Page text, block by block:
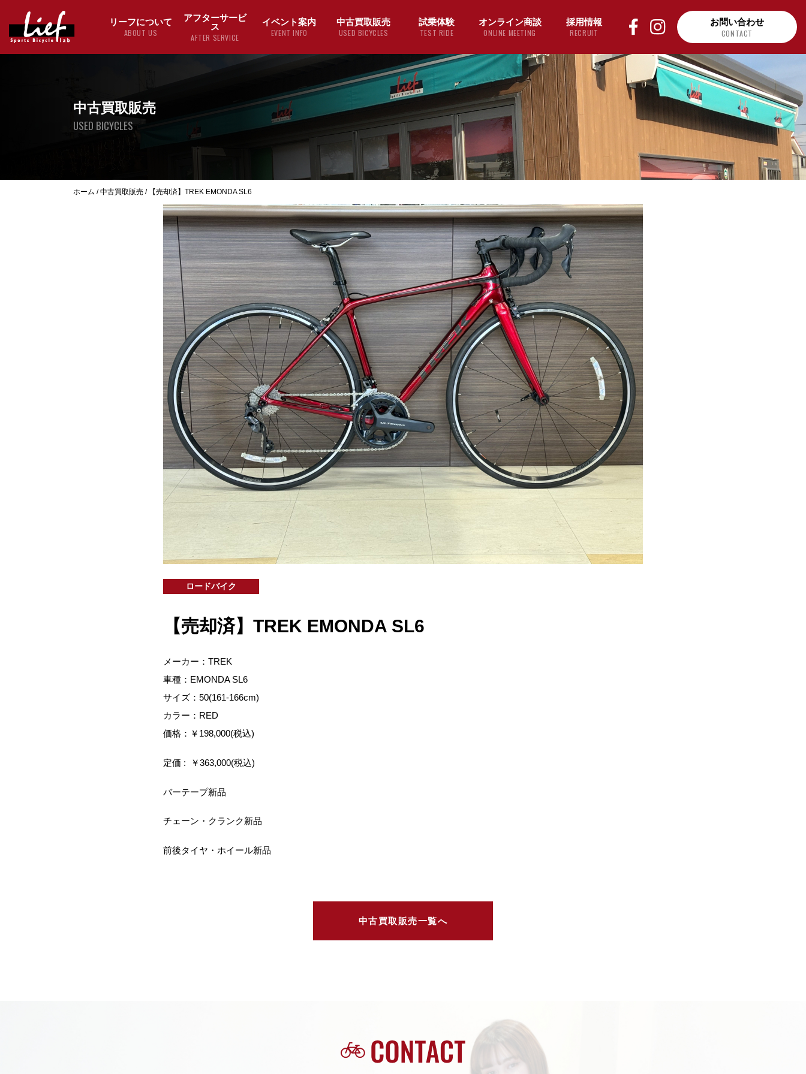
リーフについて
ABOUT US
アフターサービ
ス
AFTER SERVICE
イベント案内
EVENT INFO
中古買取販売
USED BICYCLES
試乗体験
TEST RIDE
オンライン商談
ONLINE MEETING
採用情報
RECRUIT
お問い合わせ
CONTACT
中古買取販売
USED BICYCLES
ホーム /中古買取販売 / 【売却済】TREK EMONDA SL6
ロードバイク
【売却済】TREK EMONDA SL6
メーカー：TREK
車種：EMONDA SL6
サイズ：50(161-166cm)
カラー：RED
価格：￥198,000(税込)
定価 : ￥363,000(税込)
バーテープ新品
チェーン・クランク新品
前後タイヤ・ホイール新品
中古買取販売一覧へ